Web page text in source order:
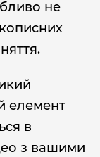
не
елемент
в
з вашими